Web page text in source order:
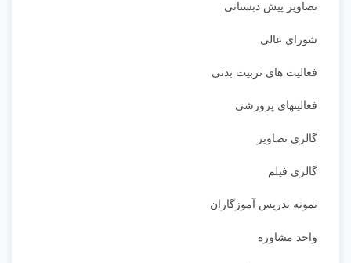
تصاویر پیش دبستانی
شورای عالی
فعالیت های تربیت بدنی
فعالیتهای پرورشی
گالری تصاویر
گالری فیلم
نمونه تدریس آموزگاران
واحد مشاوره